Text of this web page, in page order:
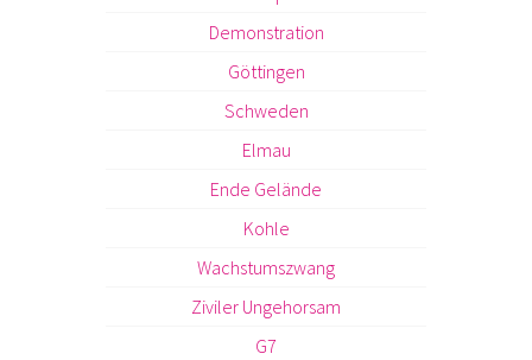
Demonstration
Göttingen
Schweden
Elmau
Ende Gelände
Kohle
Wachstumszwang
Ziviler Ungehorsam
G7